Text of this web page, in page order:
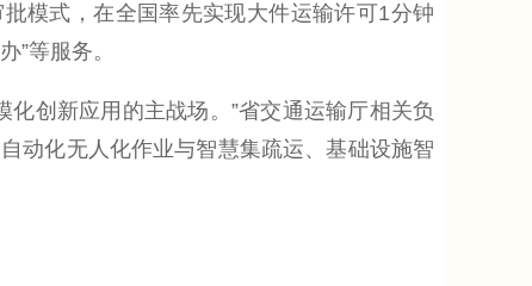
模式，在全国率先实现大件运输许可1分钟
”等服务。
创新应用的主战场。”省交通运输厅相关负
动化无人化作业与智慧集疏运、基础设施智